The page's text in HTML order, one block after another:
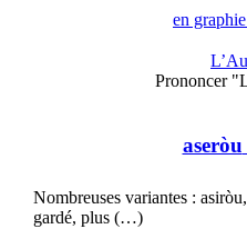
en
Prononcer
aseròu
Nombreuses variantes :
gardé, plus (…)